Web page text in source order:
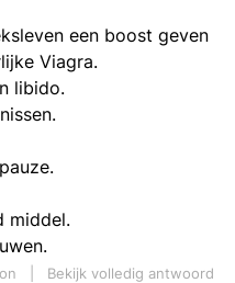
een boost geven
Viagra.
libido.
middel.
Bekijk volledig antwoord